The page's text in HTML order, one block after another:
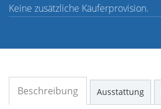
Keine zusätzliche Käuferprovision.
Beschreibung Ausstattung